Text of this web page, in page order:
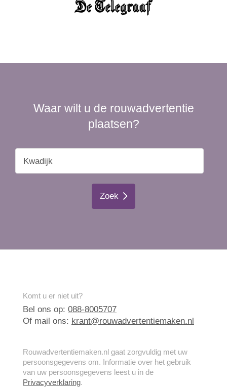
Waar wilt u de rouwadvertentie
plaatsen?
Zoek
Komt u er niet uit?
Bel ons op: 088-8005707
Of mail ons: krant@rouwadvertentiemaken.nl
Rouwadvertentiemaken.nl gaat zorgvuldig met uw
persoonsgegevens om. Informatie over het gebruik
van uw persoonsgegevens leest u in de
Privacyverklaring.